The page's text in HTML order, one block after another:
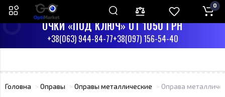
ПН-СБ С 9:00 ДО 17:00
ВС - ВЫХОДНЫЙ
ОЧКИ «ПОД КЛЮЧ» ОТ 1050 ГРН
+38(063) 944-84-77+38(097) 156-54-40
0
Головна Оправы Оправы металлические Оправа